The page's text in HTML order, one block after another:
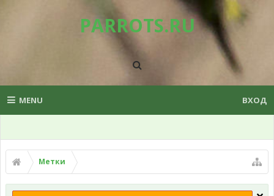
PARROTS.RU
MENU ВХОД
Метки